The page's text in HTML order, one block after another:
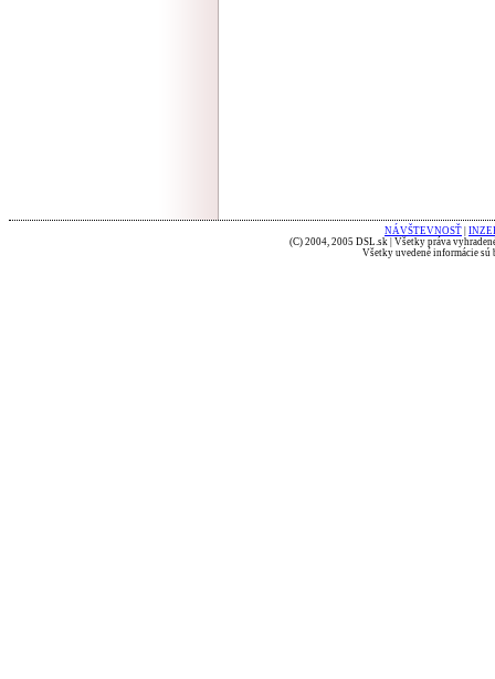
NÁVŠTEVNOSŤ
(C) 2004, 2005 DSL.sk | Všetky práva
Všetky uvedené informácie sú